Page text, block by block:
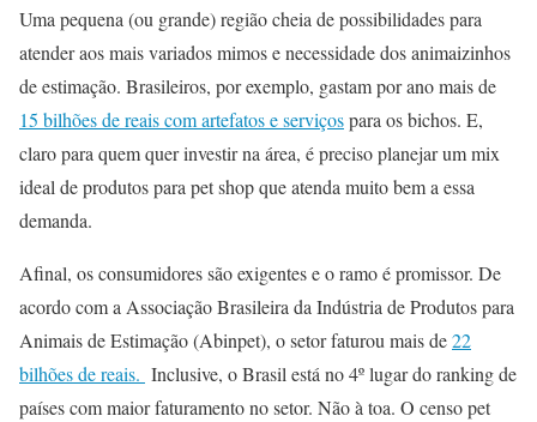
Uma pequena (ou grande) região cheia de possibilidades para
atender aos mais variados mimos e necessidade dos animaizinhos
de estimação. Brasileiros, por exemplo, gastam por ano mais de
15 bilhões de reais com artefatos e serviçospara os bichos. E,
claro para quem quer investir na área, é preciso planejar um mix
ideal de produtos para pet shop que atenda muito bem a essa
demanda.
Afinal, os consumidores são exigentes e o ramo é promissor. De
acordo com a Associação Brasileira da Indústria de Produtos para
Animais de Estimação (Abinpet), o setor faturou mais de22
bilhões de reais. Inclusive, o Brasil está no 4º lugar do ranking de
países com maior faturamento no setor. Não à toa. O censo pet